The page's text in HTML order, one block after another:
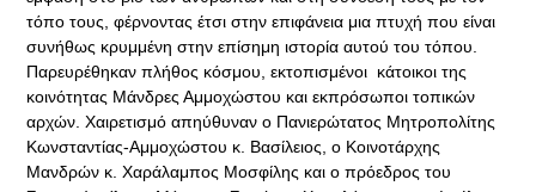
τόπο τους, φέρνοντας έτσι στην επιφάνεια μια πτυχή που είναι
συνήθως κρυμμένη στην επίσημη ιστορία αυτού του τόπου.
Παρευρέθηκαν πλήθος κόσμου, εκτοπισμένοι κάτοικοι της
κοινότητας Μάνδρες Αμμοχώστου και εκπρόσωποι τοπικών
αρχών. Χαιρετισμό απηύθυναν ο Πανιερώτατος Μητροπολίτης
Κωνσταντίας-Αμμοχώστου κ. Βασίλειος, ο Κοινοτάρχης
Μανδρών κ. Χαράλαμπος Μοσφίλης και ο πρόεδρος του